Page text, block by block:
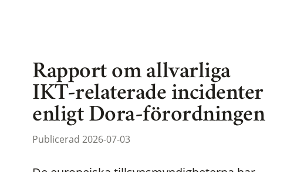
Rapport om allvarliga
IKT-relaterade incidenter
enligt Dora-förordningen
Publicerad 2026-07-03